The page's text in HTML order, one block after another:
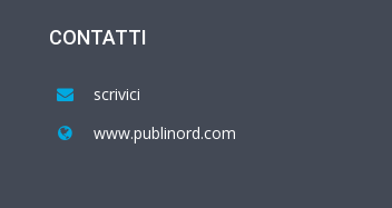
CONTATTI
scrivici
www.publinord.com